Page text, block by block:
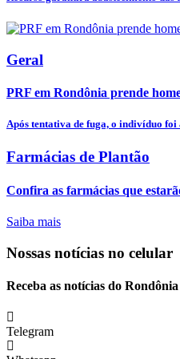
Geral
PRF em Rondônia prende
Após tentativa de fuga, o indivíduo
Farmácias de Plantão
Confira as farmácias que
Saiba mais
Nossas notícias no celular
Receba as notícias do
Telegram